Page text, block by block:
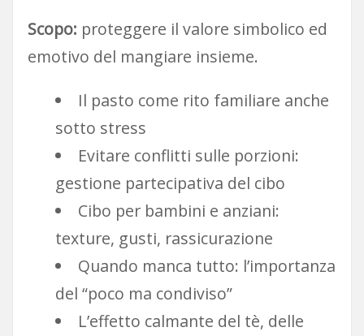
Scopo: proteggere il valore simbolico ed
emotivo del mangiare insieme.
Il pasto come rito familiare anche
sotto stress
Evitare conflitti sulle porzioni:
gestione partecipativa del cibo
Cibo per bambini e anziani:
texture, gusti, rassicurazione
Quando manca tutto: l’importanza
del “poco ma condiviso”
L’effetto calmante del tè, delle